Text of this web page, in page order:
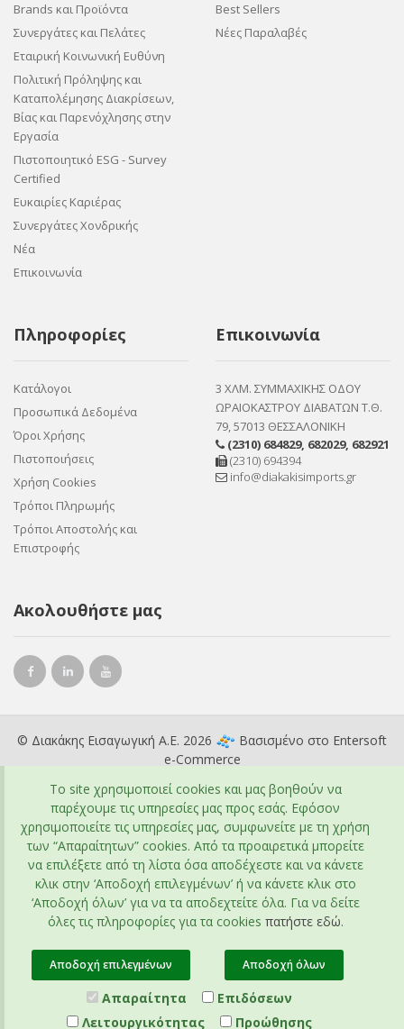
Brands και Προϊόντα
Συνεργάτες και Πελάτες
Εταιρική Κοινωνική Ευθύνη
Πολιτική Πρόληψης και
Καταπολέμησης Διακρίσεων,
Βίας και Παρενόχλησης στην
Εργασία
Πιστοποιητικό ESG - Survey
Certified
Ευκαιρίες Καριέρας
Συνεργάτες Χονδρικής
Νέα
Επικοινωνία
Best Sellers
Νέες Παραλαβές
Πληροφορίες
Κατάλογοι
Προσωπικά Δεδομένα
Όροι Χρήσης
Πιστοποιήσεις
Χρήση Cookies
Τρόποι Πληρωμής
Τρόποι Αποστολής και
Επιστροφής
Επικοινωνία
3 ΧΛΜ. ΣΥΜΜΑΧΙΚΗΣ ΟΔΟΥ
ΩΡΑΙΟΚΑΣΤΡΟΥ ΔΙΑΒΑΤΩΝ Τ.Θ.
79, 57013 ΘΕΣΣΑΛΟΝΙΚΗ
(2310) 684829, 682029, 682921
(2310) 694394
info@diakakisimports.gr
Ακολουθήστε μας
© Διακάκης Εισαγωγική Α.Ε. 2026 Βασισμένο στο Entersoft
e-Commerce
To site χρησιμοποιεί cookies και μας βοηθούν να
παρέχουμε τις υπηρεσίες μας προς εσάς. Εφόσον
χρησιμοποιείτε τις υπηρεσίες μας, συμφωνείτε με τη χρήση
των “Απαραίτητων” cookies. Από τα προαιρετικά μπορείτε
να επιλέξετε από τη λίστα όσα αποδέχεστε και να κάνετε
κλικ στην ‘Αποδοχή επιλεγμένων’ ή να κάνετε κλικ στο
‘Αποδοχή όλων’ για να τα αποδεχτείτε όλα. Για να δείτε
όλες τις πληροφορίες για τα cookies πατήστε εδώ.
Αποδοχή επιλεγμένων Αποδοχή όλων
Απαραίτητα
Επιδόσεων
Λειτουργικότητας
Προώθησης